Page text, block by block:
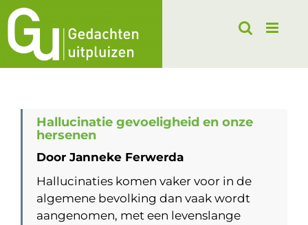
Ga
naar
inhoud
Hallucinatie gevoeligheid en onze
hersenen
Door Janneke Ferwerda
Hallucinaties komen vaker voor in de
algemene bevolking dan vaak wordt
aangenomen, met een levenslange